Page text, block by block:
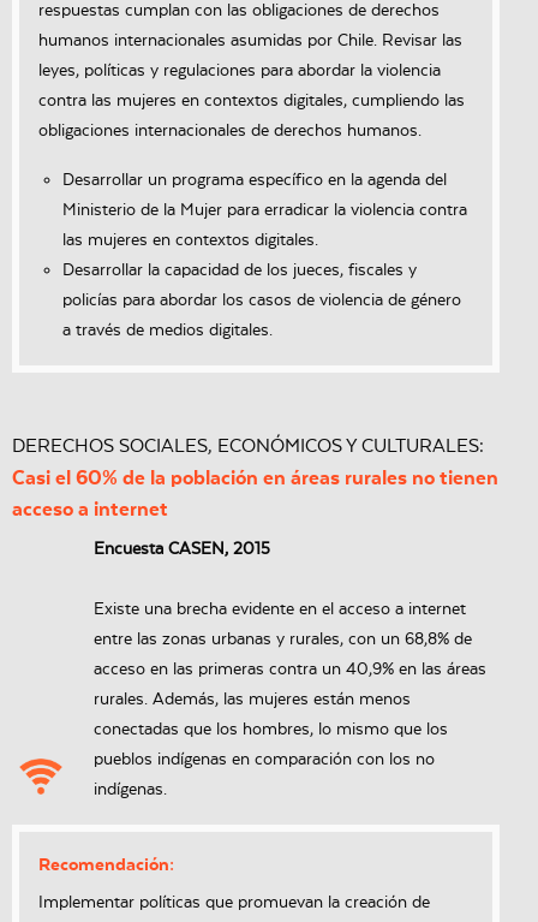
respuestas cumplan con las obligaciones de derechos
humanos internacionales asumidas por Chile. Revisar las
leyes, políticas y regulaciones para abordar la violencia
contra las mujeres en contextos digitales, cumpliendo las
obligaciones internacionales de derechos humanos.
Desarrollar un programa específico en la agenda del
Ministerio de la Mujer para erradicar la violencia contra
las mujeres en contextos digitales.
Desarrollar la capacidad de los jueces, fiscales y
policías para abordar los casos de violencia de género
a través de medios digitales.
DERECHOS SOCIALES, ECONÓMICOS Y CULTURALES:
Casi el 60% de la población en áreas rurales no tienen
acceso a internet
Encuesta CASEN, 2015
Existe una brecha evidente en el acceso a internet
entre las zonas urbanas y rurales, con un 68,8% de
acceso en las primeras contra un 40,9% en las áreas
rurales. Además, las mujeres están menos
conectadas que los hombres, lo mismo que los
pueblos indígenas en comparación con los no
indígenas.
Recomendación:
Implementar políticas que promuevan la creación de